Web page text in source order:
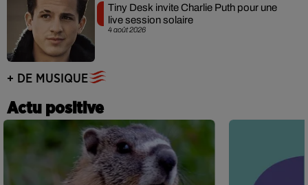
4 août 2026
Tiny Desk invite Charlie Puth pour une
live session solaire
+ DE MUSIQUE
Actu positive